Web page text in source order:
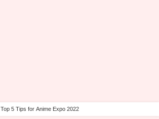
Top 5 Tips for Anime Expo 2022